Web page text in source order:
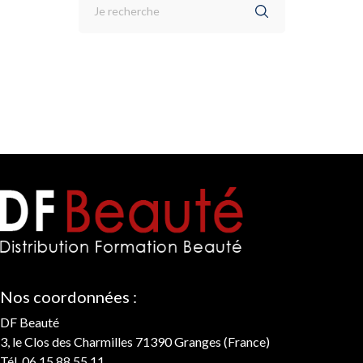
Nos coordonnées :
DF Beauté
3, le Clos des Charmilles 71390 Granges (France)